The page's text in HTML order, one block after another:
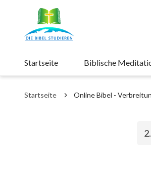
Startseite Biblische
Startseite Online Bibel -